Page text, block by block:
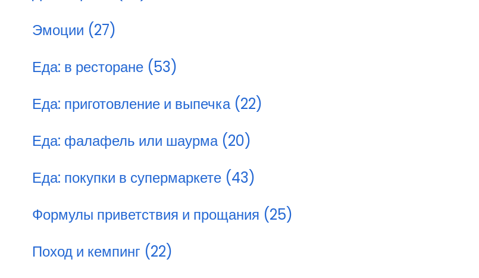
Эмоции (27)
Еда: в ресторане (53)
Еда: приготовление и выпечка (22)
Еда: фалафель или шаурма (20)
Еда: покупки в супермаркете (43)
Формулы приветствия и прощания (25)
Поход и кемпинг (22)